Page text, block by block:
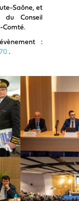
Saône, et
du Conseil
Comté.
:
.